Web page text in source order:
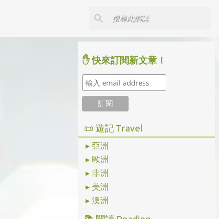
✋ 快來訂閱新文章！
📜 遊記 Travel
▸ 亞洲
▸ 歐洲
▸ 非洲
▸ 美洲
▸ 澳洲